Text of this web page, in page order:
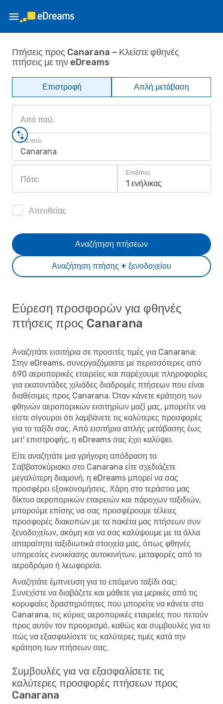
Πτήσεις προς Canarana – Κλείστε φθηνές
πτήσεις με την eDreams
Επιστροφή Απλή μετάβαση
Από πού;
Για πού;
Canarana
Πότε;
Επιβάτες
1 ενήλικας
Απευθείας
Αναζήτηση πτήσης + ξενοδοχείου
Αναζήτηση πτήσεων
Εύρεση προσφορών για φθηνές
πτήσεις προς Canarana
Αναζητάτε εισιτήρια σε προσιτές τιμές για Canarana;
Στην eDreams, συνεργαζόμαστε με περισσότερες από
690 αεροπορικές εταιρείες και παρέχουμε πληροφορίες
για εκατοντάδες χιλιάδες διαδρομές πτήσεων που είναι
διαθέσιμες προς Canarana. Όταν κάνετε κράτηση των
φθηνών αεροπορικών εισιτηρίων μαζί μας, μπορείτε να
είστε σίγουροι ότι λαμβάνετε τις καλύτερες προσφορές
για το ταξίδι σας. Από εισιτήρια απλής μετάβασης έως
μετ' επιστροφής, η eDreams σας έχει καλύψει.
Είτε αναζητάτε μια γρήγορη απόδραση το
Σαββατοκύριακο στο Canarana είτε σχεδιάζετε
μεγαλύτερη διαμονή, η eDreams μπορεί να σας
προσφέρει εξοικονομήσεις. Χάρη στο τεράστιο μας
δίκτυο αεροπορικών εταιρειών και πάροχων ταξιδιών,
μπορούμε επίσης να σας προσφέρουμε τέλειες
προσφορές διακοπών με τα πακέτα μας πτήσεων συν
ξενοδοχείων, ακόμη και να σας καλύψουμε με τα άλλα
απαραίτητα ταξιδιωτικά στοιχεία μας, όπως φθηνές
υπηρεσίες ενοικίασης αυτοκινήτων, μεταφορές από το
αεροδρόμιο ή λεωφορεία.
Αναζητάτε έμπνευση για το επόμενο ταξίδι σας;
Συνεχίστε να διαβάζετε και μάθετε για μερικές από τις
κορυφαίες δραστηριότητες που μπορείτε να κάνετε στο
Canarana, τις κύριες αεροπορικές εταιρείες που πετούν
προς αυτόν τον προορισμό, καθώς και συμβουλές για το
πώς να εξασφαλίσετε τις καλύτερες τιμές κατά την
κράτηση των πτήσεων σας.
Συμβουλές για να εξασφαλίσετε τις
καλύτερες προσφορές πτήσεων προς
Canarana